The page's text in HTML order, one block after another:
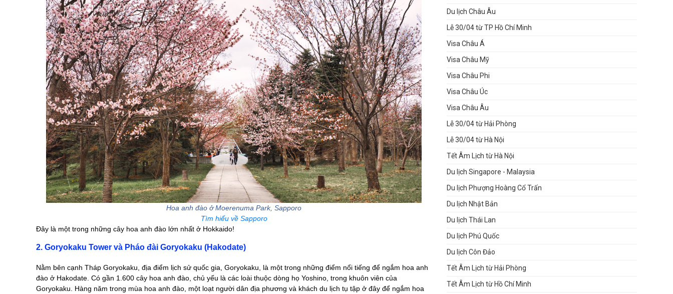
Hoa anh đào ở Moerenuma Park, Sapporo
Tìm hiểu về Sapporo
Đây là một trong những cây hoa anh đào lớn nhất ở Hokkaido!
2. Goryokaku Tower và Pháo đài Goryokaku (Hakodate)
Nằm bên cạnh Tháp Goryokaku, địa điểm lịch sử quốc gia, Goryokaku, là một trong những điểm nổi tiếng để ngắm hoa anh
đào ở Hakodate. Có gần 1.600 cây hoa anh đào, chủ yếu là các loài thuộc dòng họ Yoshino, trong khuôn viên của
Goryokaku. Hàng năm trong mùa hoa anh đào, một loạt người dân địa phương và khách du lịch tụ tập ở đây để ngắm hoa
Du lịch Châu Âu
Lễ 30/04 từ TP Hồ Chí Minh
Visa Châu Á
Visa Châu Mỹ
Visa Châu Phi
Visa Châu Úc
Visa Châu Âu
Lễ 30/04 từ Hải Phòng
Lễ 30/04 từ Hà Nội
Tết Âm Lịch từ Hà Nội
Du lịch Singapore - Malaysia
Du lịch Phượng Hoàng Cổ Trấn
Du lịch Nhật Bản
Du lịch Thái Lan
Du lịch Phú Quốc
Du lịch Côn Đảo
Tết Âm Lịch từ Hải Phòng
Tết Âm Lịch từ Hồ Chí Minh